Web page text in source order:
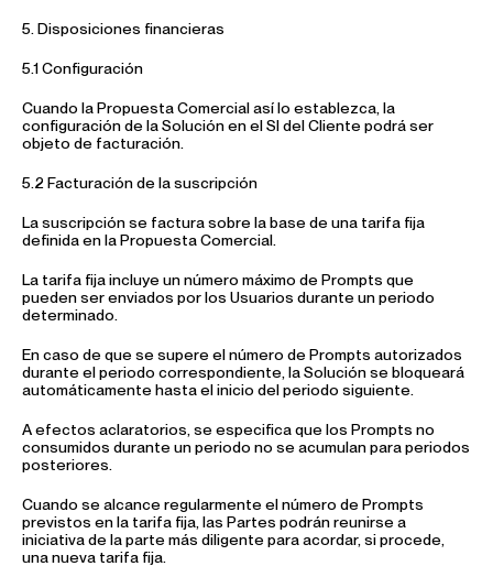
5. Disposiciones financieras
5.1 Configuración
Cuando la Propuesta Comercial así lo establezca, la
configuración de la Solución en el SI del Cliente podrá ser
objeto de facturación.
5.2 Facturación de la suscripción
La suscripción se factura sobre la base de una tarifa fija
definida en la Propuesta Comercial.
La tarifa fija incluye un número máximo de Prompts que
pueden ser enviados por los Usuarios durante un periodo
determinado.
En caso de que se supere el número de Prompts autorizados
durante el periodo correspondiente, la Solución se bloqueará
automáticamente hasta el inicio del periodo siguiente.
A efectos aclaratorios, se especifica que los Prompts no
consumidos durante un periodo no se acumulan para periodos
posteriores.
Cuando se alcance regularmente el número de Prompts
previstos en la tarifa fija, las Partes podrán reunirse a
iniciativa de la parte más diligente para acordar, si procede,
una nueva tarifa fija.